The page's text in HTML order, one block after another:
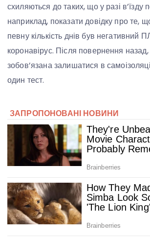
схиляються до таких, що у разі в’їзду
наприклад, показати довідку про те,
певну кількість днів був негативний
коронавірус. Після повернення
зобов’язана залишатися в
один тест.